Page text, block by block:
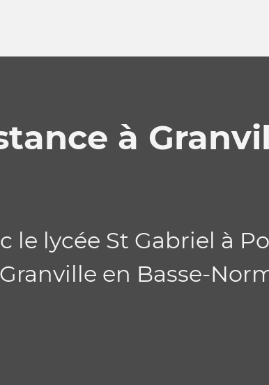
à
lycée St Gabriel à
en Basse-